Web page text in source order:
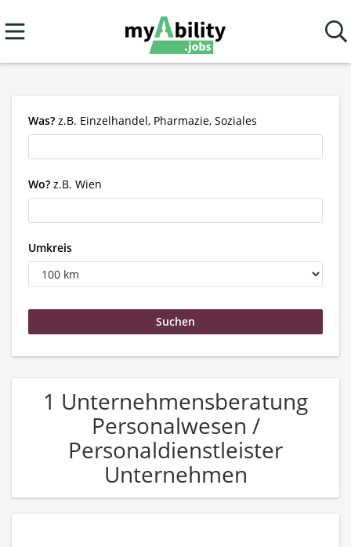
Was? z.B. Einzelhandel, Pharmazie, Soziales
Wo? z.B. Wien
Umkreis
1 Unternehmensberatung
Personalwesen /
Personaldienstleister
Unternehmen